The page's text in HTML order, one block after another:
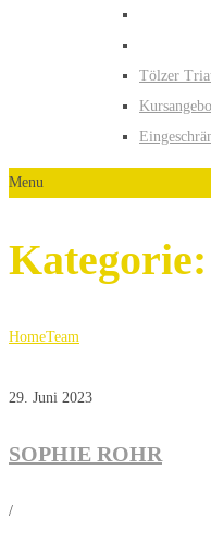
Tölzer
Menu
Kategorie:
HomeTeam
29. Juni 2023
SOPHIE ROHR
/